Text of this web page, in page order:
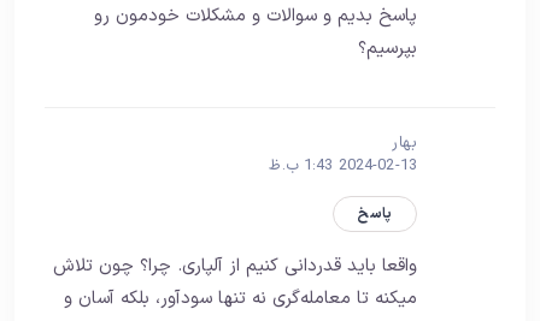
پاسخ بدیم و سوالات و مشکلات خودمون رو
بپرسیم؟
بهار
2024-02-13 1:43 ب.ظ
پاسخ
واقعا باید قدردانی کنیم از آلپاری. چرا؟ چون تلاش
میکنه تا معامله‌گری نه تنها سودآور، بلکه آسان و